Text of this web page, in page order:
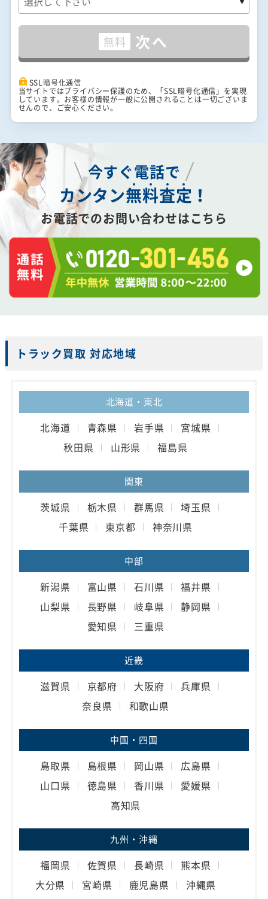
無料 次へ
SSL暗号化通信
当サイトではプライバシー保護のため、「SSL暗号化通信」を実現
しています。お客様の情報が一般に公開されることは一切ございま
せんので、ご安心ください。
今すぐ電話で
カンタン無料査定 ！
お電話でのお問い合わせはこちら
トラック買取 対応地域
北海道・東北
北海道 青森県 岩手県
宮城県
秋田県
山形県 福島県
関東
茨城県 栃木県 群馬県
埼玉県
千葉県
東京都 神奈川県
中部
新潟県 富山県 石川県
福井県
山梨県
長野県 岐阜県
静岡県
愛知県
三重県
近畿
滋賀県 京都府 大阪府
兵庫県
奈良県
和歌山県
中国・四国
鳥取県 島根県 岡山県
広島県
山口県
徳島県 香川県
愛媛県
高知県
九州・沖縄
福岡県 佐賀県 長崎県
熊本県
大分県
宮崎県 鹿児島県 沖縄県